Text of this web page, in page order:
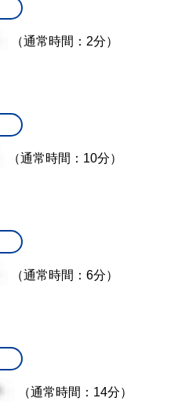
（通常時間：2分）
（通常時間：10分）
（通常時間：6分）
（通常時間：14分）